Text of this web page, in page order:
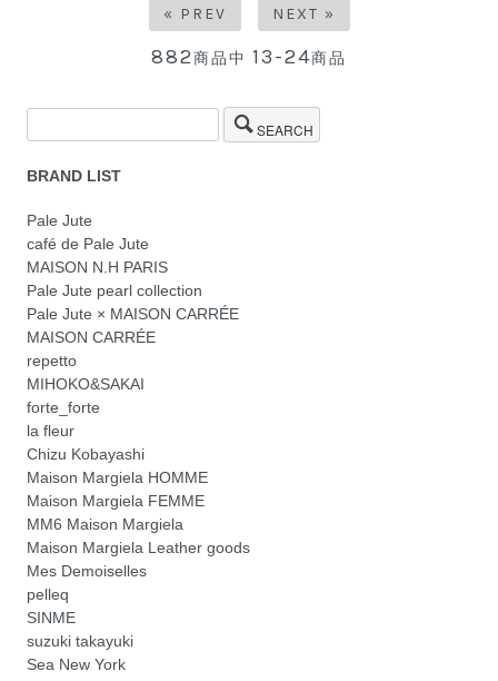
« PREV NEXT »
882商品中 13-24商品
SEARCH
BRAND LIST
Pale Jute
café de Pale Jute
MAISON N.H PARIS
Pale Jute pearl collection
Pale Jute × MAISON CARRÉE
MAISON CARRÉE
repetto
MIHOKO&SAKAI
forte_forte
la fleur
Chizu Kobayashi
Maison Margiela HOMME
Maison Margiela FEMME
MM6 Maison Margiela
Maison Margiela Leather goods
Mes Demoiselles
pelleq
SINME
suzuki takayuki
Sea New York